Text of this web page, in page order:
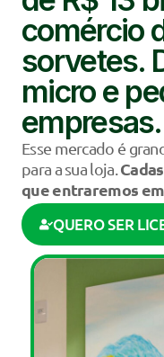
comércio
sorvetes.
micro e
empresas.
Esse mercado é
para a sua loja.
que entraremos
QUERO SER